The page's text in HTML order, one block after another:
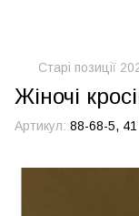
Старі позиції
Жіночі
Артикул: 88-68-5, 41